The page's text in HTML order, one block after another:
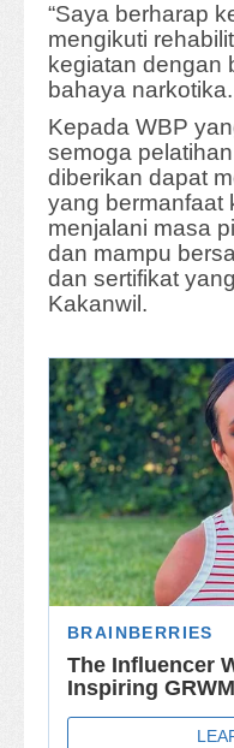
“Saya berharap
mengikuti
kegiatan dengan
bahaya narkotika.
Kepada WBP
semoga
diberikan dapat
yang bermanfaat
menjalani masa
dan mampu
dan sertifikat
Kakanwil.